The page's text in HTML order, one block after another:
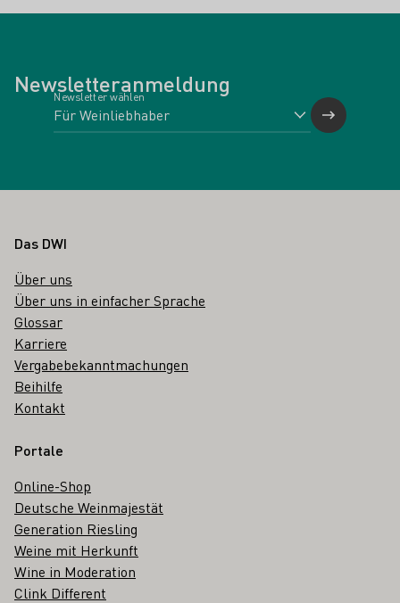
Newsletteranmeldung
Newsletter wählen
Fußbereich
Das DWI
Über uns
Über uns in einfacher Sprache
Glossar
Karriere
Vergabebekanntmachungen
Beihilfe
Kontakt
Portale
Online-Shop
Deutsche Weinmajestät
Generation Riesling
Weine mit Herkunft
Wine in Moderation
Clink Different